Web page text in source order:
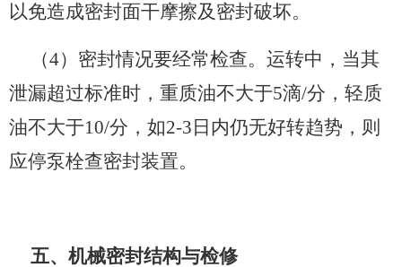
以免造成密封面干摩擦及密封破坏。
（4）密封情况要经常检查。运转中，当其
泄漏超过标准时，重质油不大于5滴/分，轻质
油不大于10/分，如2-3日内仍无好转趋势，则
应停泵栓查密封装置。
五、机械密封结构与检修